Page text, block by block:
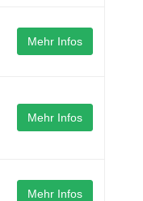
Mehr Infos
Mehr Infos
Mehr Infos